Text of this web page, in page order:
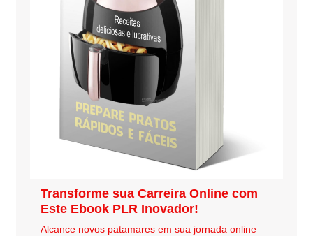
Transforme sua Carreira Online com
Este Ebook PLR Inovador!
Alcance novos patamares em sua jornada online